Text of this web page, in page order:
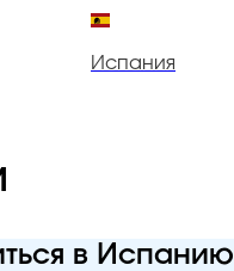
Испания
в Испанию